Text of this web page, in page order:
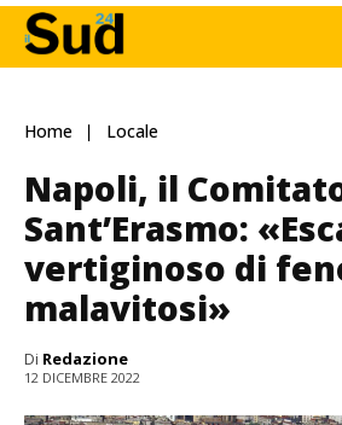
Home Locale
Napoli, il
Sant’Erasmo:
vertiginoso di
malavitosi»
Di Redazione
12 DICEMBRE 2022